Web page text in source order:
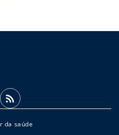
da saúde